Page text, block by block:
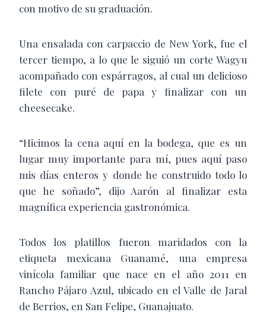
con motivo de su graduación.
Una ensalada con carpaccio de New York, fue el
tercer tiempo, a lo que le siguió un corte Wagyu
acompañado con espárragos, al cual un delicioso
filete con puré de papa y finalizar con un
cheesecake.
“Hicimos la cena aquí en la bodega, que es un
lugar muy importante para mí, pues aquí paso
mis días enteros y donde he construido todo lo
que he soñado”, dijo Aarón al finalizar esta
magnífica experiencia gastronómica.
Todos los platillos fueron maridados con la
etiqueta mexicana Guanamé, una empresa
vinícola familiar que nace en el año 2011 en
Rancho Pájaro Azul, ubicado en el Valle de Jaral
de Berrios, en San Felipe, Guanajuato.